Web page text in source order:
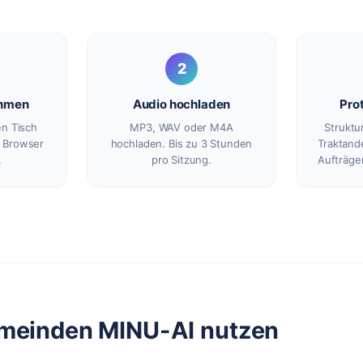
Tisch
2
Audio hochladen
MP3, WAV oder M4A
hochladen. Bis zu 3 Stunden
pro Sitzung.
MINU-AI nutzen